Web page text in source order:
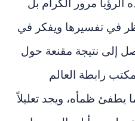
مرور الكرام بل
في تفسيرها ويفكر في
إلى نتيجة مقنعة حول
رابطة العالم
يطفئ ظمأه، ويجد تعليلاً